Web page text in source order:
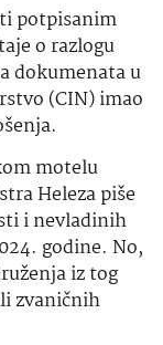
potpisanim
o razlogu
dokumenata u
(CIN) imao
motelu
Heleza piše
i nevladinih
godine. No,
iz tog
zvaničnih